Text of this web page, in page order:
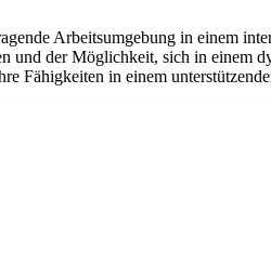
Arbeitsumgebung in einem
der Möglichkeit, sich in einem
Fähigkeiten in einem